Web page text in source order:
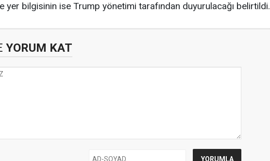
yer bilgisinin ise Trump yönetimi tarafından duyurulacağı belirtildi.
YORUM KAT